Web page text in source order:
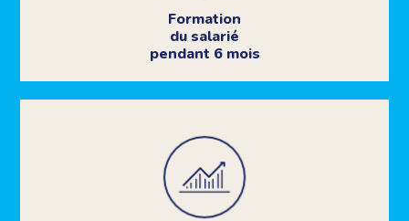
Formation
du salarié
pendant 6 mois